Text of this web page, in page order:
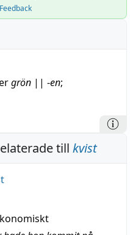
Feedback
grön || -en;
till kvist